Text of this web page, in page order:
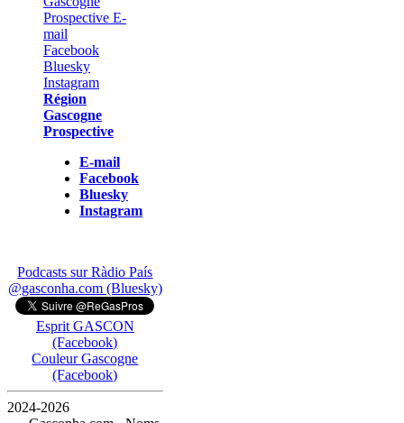
Région
Gascogne
Prospective
E-mail
Facebook
Bluesky
Instagram
Podcasts sur Ràdio País
@gasconha.com (Bluesky)
Esprit GASCON
(Facebook)
Couleur Gascogne
(Facebook)
2024-2026